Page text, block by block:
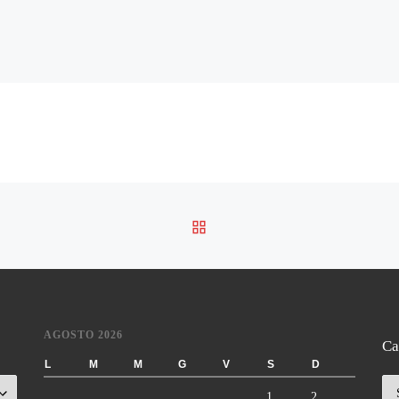
RITORNA ALLA LISTA
AGOSTO 2026
L M M G V S D
1 2